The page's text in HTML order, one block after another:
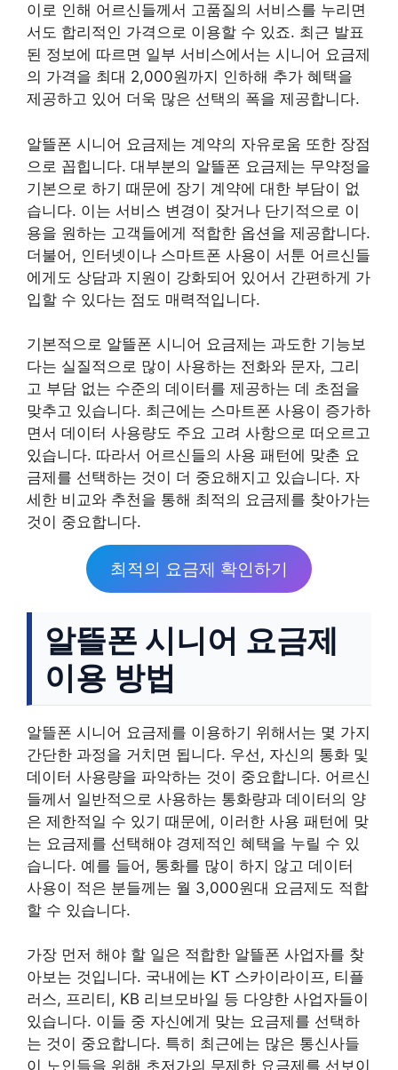
이로 인해 어르신들께서 고품질의 서비스를 누리면
서도 합리적인 가격으로 이용할 수 있죠. 최근 발표
된 정보에 따르면 일부 서비스에서는 시니어 요금제
의 가격을 최대 2,000원까지 인하해 추가 혜택을
제공하고 있어 더욱 많은 선택의 폭을 제공합니다.
알뜰폰 시니어 요금제는 계약의 자유로움 또한 장점
으로 꼽힙니다. 대부분의 알뜰폰 요금제는 무약정을
기본으로 하기 때문에 장기 계약에 대한 부담이 없
습니다. 이는 서비스 변경이 잦거나 단기적으로 이
용을 원하는 고객들에게 적합한 옵션을 제공합니다.
더불어, 인터넷이나 스마트폰 사용이 서툰 어르신들
에게도 상담과 지원이 강화되어 있어서 간편하게 가
입할 수 있다는 점도 매력적입니다.
기본적으로 알뜰폰 시니어 요금제는 과도한 기능보
다는 실질적으로 많이 사용하는 전화와 문자, 그리
고 부담 없는 수준의 데이터를 제공하는 데 초점을
맞추고 있습니다. 최근에는 스마트폰 사용이 증가하
면서 데이터 사용량도 주요 고려 사항으로 떠오르고
있습니다. 따라서 어르신들의 사용 패턴에 맞춘 요
금제를 선택하는 것이 더 중요해지고 있습니다. 자
세한 비교와 추천을 통해 최적의 요금제를 찾아가는
것이 중요합니다.
최적의 요금제 확인하기
알뜰폰 시니어 요금제
이용 방법
알뜰폰 시니어 요금제를 이용하기 위해서는 몇 가지
간단한 과정을 거치면 됩니다. 우선, 자신의 통화 및
데이터 사용량을 파악하는 것이 중요합니다. 어르신
들께서 일반적으로 사용하는 통화량과 데이터의 양
은 제한적일 수 있기 때문에, 이러한 사용 패턴에 맞
는 요금제를 선택해야 경제적인 혜택을 누릴 수 있
습니다. 예를 들어, 통화를 많이 하지 않고 데이터
사용이 적은 분들께는 월 3,000원대 요금제도 적합
할 수 있습니다.
가장 먼저 해야 할 일은 적합한 알뜰폰 사업자를 찾
아보는 것입니다. 국내에는 KT 스카이라이프, 티플
러스, 프리티, KB 리브모바일 등 다양한 사업자들이
있습니다. 이들 중 자신에게 맞는 요금제를 선택하
는 것이 중요합니다. 특히 최근에는 많은 통신사들
이 노인들을 위해 초저가의 무제한 요금제를 선보이